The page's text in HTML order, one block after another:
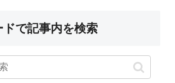
で記事内を検索